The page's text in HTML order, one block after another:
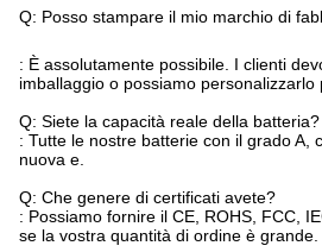
Q: Posso stampare il mio marchio di
: È assolutamente possibile. I clienti
imballaggio o possiamo personalizzarlo
Q: Siete la capacità reale della batteria?
: Tutte le nostre batterie con il grado A,
nuova e.
Q: Che genere di certificati avete?
: Possiamo fornire il CE, ROHS, FCC,
se la vostra quantità di ordine è grande.